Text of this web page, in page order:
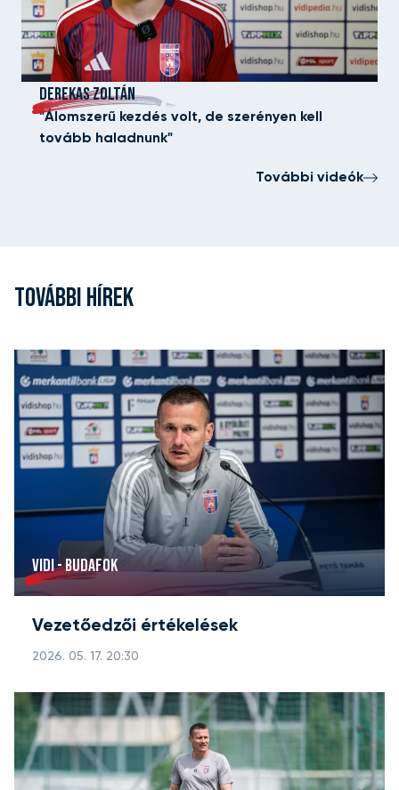
DEREKAS ZOLTÁN
"Álomszerű kezdés volt, de szerényen kell
tovább haladnunk"
További videók
TOVÁBBI HÍREK
VIDI - BUDAFOK
Vezetőedzői értékelések
2026. 05. 17. 20:30